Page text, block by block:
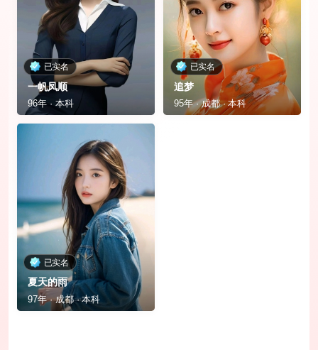
已实名
一帆凤顺
96年 · 本科
已实名
追梦
95年 · 成都 · 本科
已实名
夏天的雨
97年 · 成都 · 本科